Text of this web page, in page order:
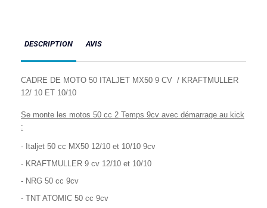
DESCRIPTION AVIS
CADRE DE MOTO 50 ITALJET MX50 9 CV / KRAFTMULLER
12/ 10 ET 10/10
Se monte les motos 50 cc 2 Temps 9cv avec démarrage au kick
:
- Italjet 50 cc MX50 12/10 et 10/10 9cv
- KRAFTMULLER 9 cv 12/10 et 10/10
- NRG 50 cc 9cv
- TNT ATOMIC 50 cc 9cv